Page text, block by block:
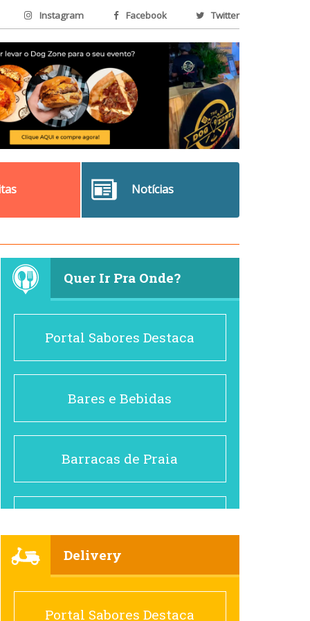
Instagram Facebook Twitter
Notícias
Quer Ir Pra Onde?
Portal Sabores Destaca
Bares e Bebidas
Barracas de Praia
Cafés
Delivery
Portal Sabores Destaca